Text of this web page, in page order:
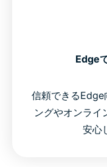
Edge
信頼できるEdge
ングやオンライ
安心